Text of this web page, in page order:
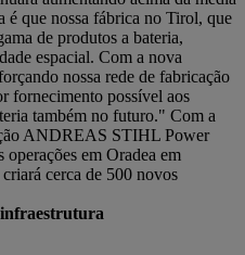
é que nossa fábrica no Tirol, que
de produtos a bateria,
espacial. Com a nova
nossa rede de fabricação
fornecimento possível aos
também no futuro." Com a
ANDREAS STIHL Power
em Oradea em
cerca de 500 novos